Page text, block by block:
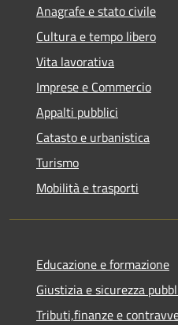
Anagrafe e stato civile
Cultura e tempo libero
Vita lavorativa
Imprese e Commercio
Appalti pubblici
Catasto e urbanistica
Turismo
Mobilità e trasporti
Educazione e formazione
Giustizia e sicurezza
Tributi,finanze e